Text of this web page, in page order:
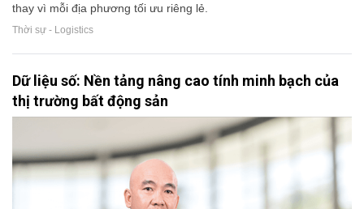
thay vì mỗi địa phương tối ưu riêng lẻ.
Thời sự - Logistics
Dữ liệu số: Nền tảng nâng cao tính minh bạch của
thị trường bất động sản